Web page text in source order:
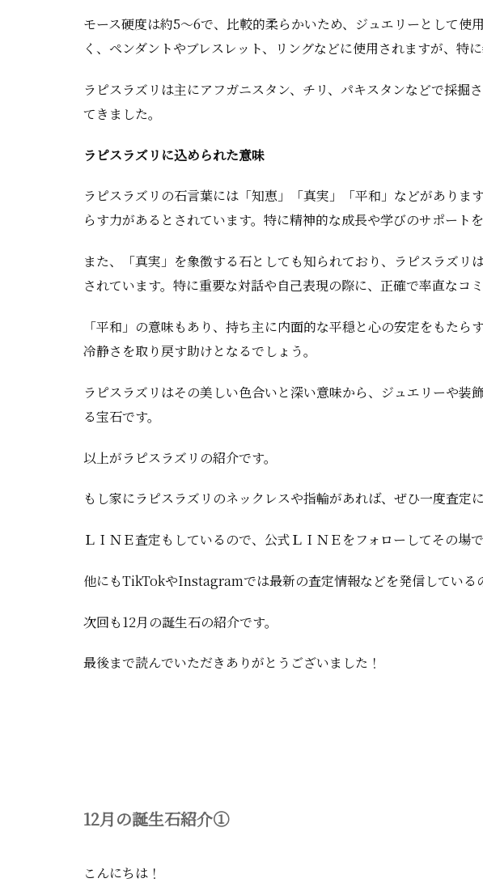
モース硬度は約5〜6で、比較的柔らかいため、ジュエリーとして
く、ペンダントやブレスレット、リングなどに使用されますが、特
ラピスラズリは主にアフガニスタン、チリ、パキスタンなどで採
てきました。
ラピスラズリに込められた意味
ラピスラズリの石言葉には「知恵」「真実」「平和」などがあり
らす力があるとされています。特に精神的な成長や学びのサポート
また、「真実」を象徴する石としても知られており、ラピスラズ
されています。特に重要な対話や自己表現の際に、正確で率直なコ
「平和」の意味もあり、持ち主に内面的な平穏と心の安定をもた
冷静さを取り戻す助けとなるでしょう。
ラピスラズリはその美しい色合いと深い意味から、ジュエリーや
る宝石です。
以上がラピスラズリの紹介です。
もし家にラピスラズリのネックレスや指輪があれば、ぜひ一度査定
ＬＩＮＥ査定もしているので、公式ＬＩＮＥをフォローしてその場
他にもTikTokやInstagramでは最新の査定情報などを発信している
次回も12月の誕生石の紹介です。
最後まで読んでいただきありがとうございました！
12月の誕生石紹介①
こんにちは！